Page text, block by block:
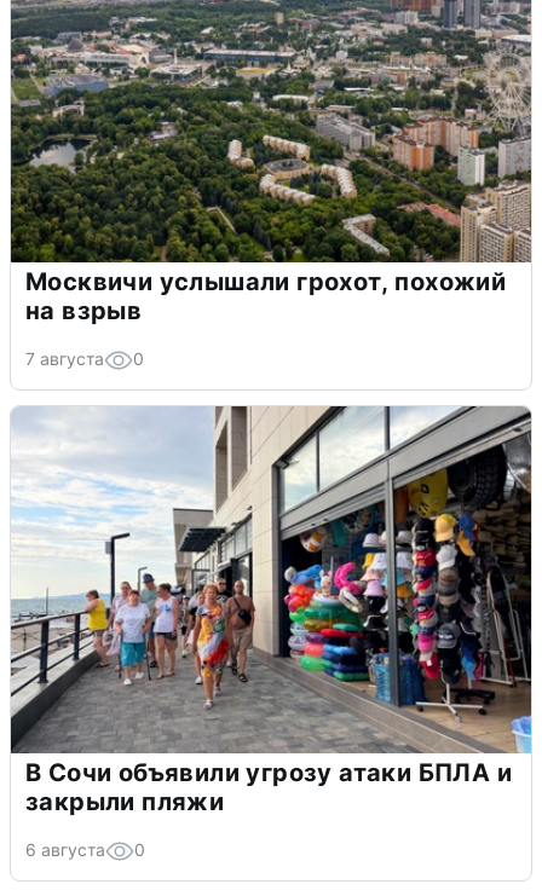
Москвичи услышали грохот, похожий
на взрыв
7 августа 0
В Сочи объявили угрозу атаки БПЛА и
закрыли пляжи
6 августа 0